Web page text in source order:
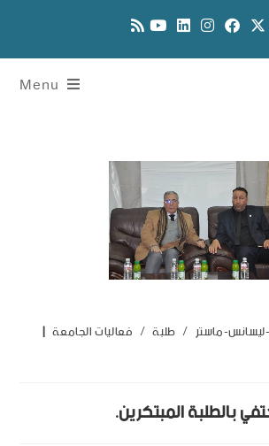
Menu
-ليسانس-ماستر / طلبة / فعاليات الجامعة
بالطلبة المبتكرين.